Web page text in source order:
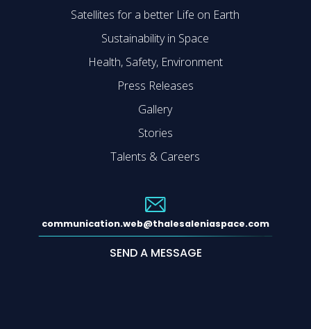
Satellites for a better Life on Earth
Sustainability in Space
Health, Safety, Environment
Press Releases
Gallery
Stories
Talents & Careers
communication.web@thalesaleniaspace.com
SEND A MESSAGE